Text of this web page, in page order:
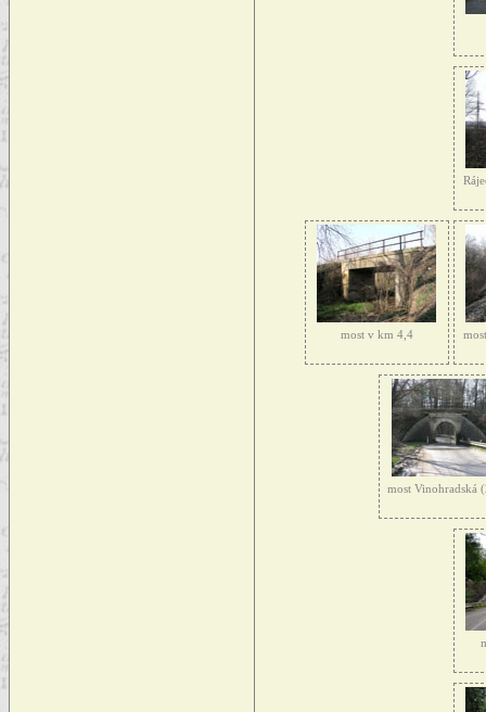
most v km 4,4
most Vinohradská